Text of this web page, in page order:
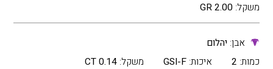
משקל: 2.00 GR
אבן:יהלום
כמות: 2 איכות: GSI-F משקל:0.14 CT